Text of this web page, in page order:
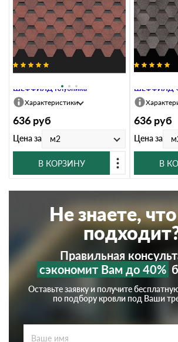
ШЕФФИЛД Клубника
Характеристики
636 руб
Цена за м2
В КОРЗИНУ
ШЕФФИЛД
636 руб
Цена за
В
Не знаете,
Правильная
сэкономит Вам до 40%
Оставьте заявку и получите
по подбору кровли под Ваши